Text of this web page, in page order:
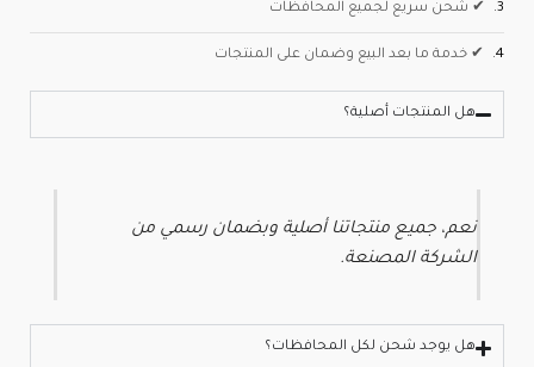
3. ✔ شحن سريع لجميع المحافظات
4. ✔ خدمة ما بعد البيع وضمان على المنتجات
هل المنتجات أصلية؟
نعم، جميع منتجاتنا أصلية وبضمان رسمي من
الشركة المصنعة.
هل يوجد شحن لكل المحافظات؟